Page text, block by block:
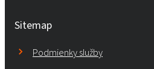
Sitemap
Podmienky služby